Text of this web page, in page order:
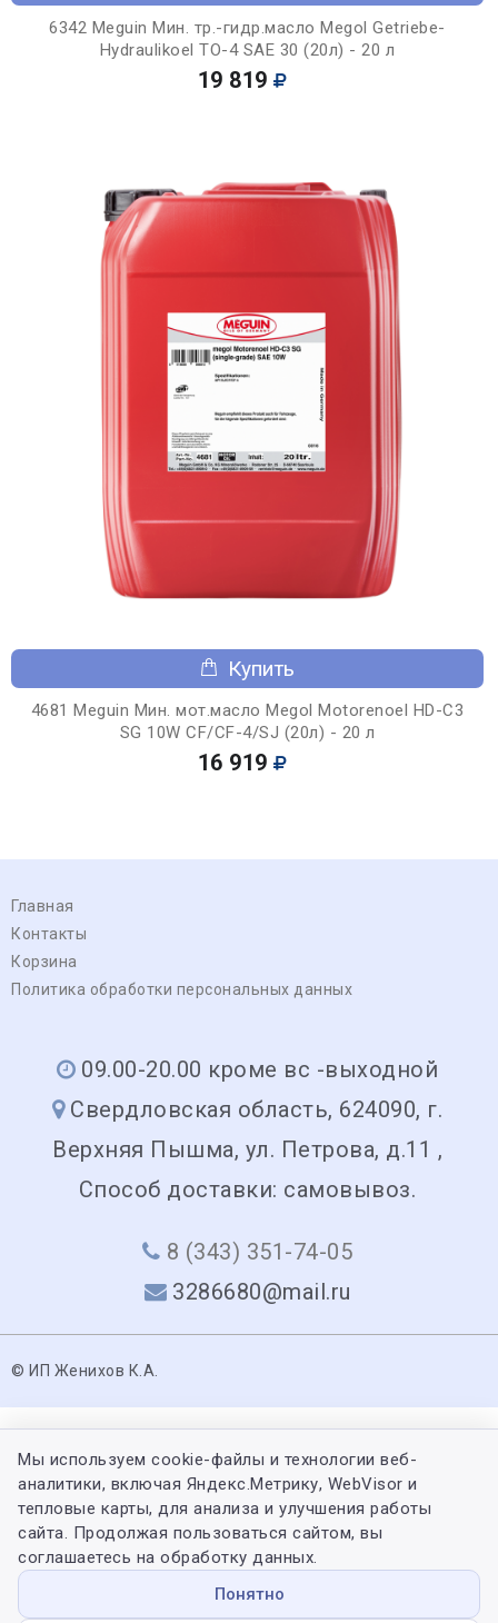
6342 Meguin Мин. тр.-гидр.масло Megol Getriebe-
Hydraulikoel TO-4 SAE 30 (20л) - 20 л
19 819
Купить
4681 Meguin Мин. мот.масло Megol Motorenoel HD-C3
SG 10W CF/CF-4/SJ (20л) - 20 л
16 919
Главная
Контакты
Корзина
Политика обработки персональных данных
09.00-20.00 кроме вс -выходной
Свердловская область, 624090, г.
Верхняя Пышма, ул. Петрова, д.11 ,
Способ доставки: самовывоз.
8 (343) 351-74-05
3286680@mail.ru
© ИП Женихов К.А.
Мы используем cookie-файлы и технологии веб-
аналитики, включая Яндекс.Метрику, WebVisor и
тепловые карты, для анализа и улучшения работы
сайта. Продолжая пользоваться сайтом, вы
соглашаетесь на обработку данных.
Понятно